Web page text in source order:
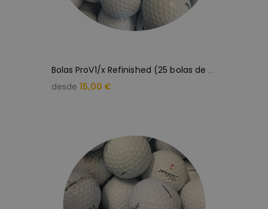
B
olas ProV1/x Refinished (25 bolas de golf)
desde 15,00 €